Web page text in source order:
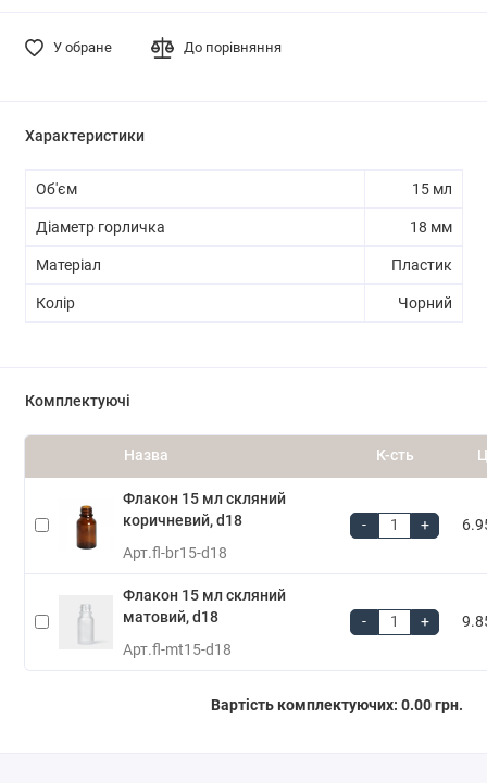
У обране До порівняння
Характеристики
Об'єм 15 мл
Діаметр горличка 18 мм
Матеріал Пластик
Колір Чорний
Комплектуючі
Назва К-сть
Флакон 15 мл скляний
коричневий, d18
Арт.fl-br15-d18
- +
Флакон 15 мл скляний
матовий, d18
Арт.fl-mt15-d18
- +
Вартість комплектуючих: 0.00 грн.